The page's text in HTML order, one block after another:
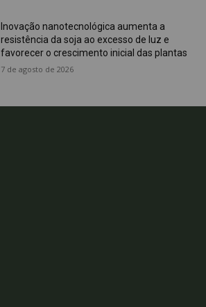
Inovação nanotecnológica aumenta a
resistência da soja ao excesso de luz e
favorecer o crescimento inicial das plantas
7 de agosto de 2026